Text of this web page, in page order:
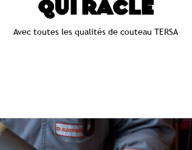
QUI RÂCLE
Avec toutes les qualités de couteau TERSA